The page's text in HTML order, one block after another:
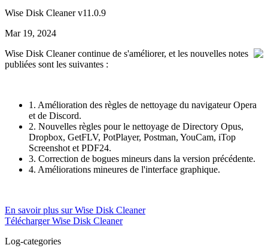
Wise Disk Cleaner v11.0.9
Mar 19, 2024
Wise Disk Cleaner continue de s'améliorer, et les nouvelles notes
publiées sont les suivantes :
1. Amélioration des règles de nettoyage du navigateur Opera
et de Discord.
2. Nouvelles règles pour le nettoyage de Directory Opus,
Dropbox, GetFLV, PotPlayer, Postman, YouCam, iTop
Screenshot et PDF24.
3. Correction de bogues mineurs dans la version précédente.
4. Améliorations mineures de l'interface graphique.
En savoir plus sur Wise Disk Cleaner
Télécharger Wise Disk Cleaner
Log-categories